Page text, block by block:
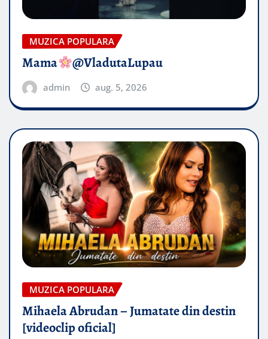
MUZICA POPULARA
Mama @VladutaLupau
admin aug. 5, 2026
MUZICA POPULARA
Mihaela Abrudan – Jumatate din destin
[videoclip oficial]